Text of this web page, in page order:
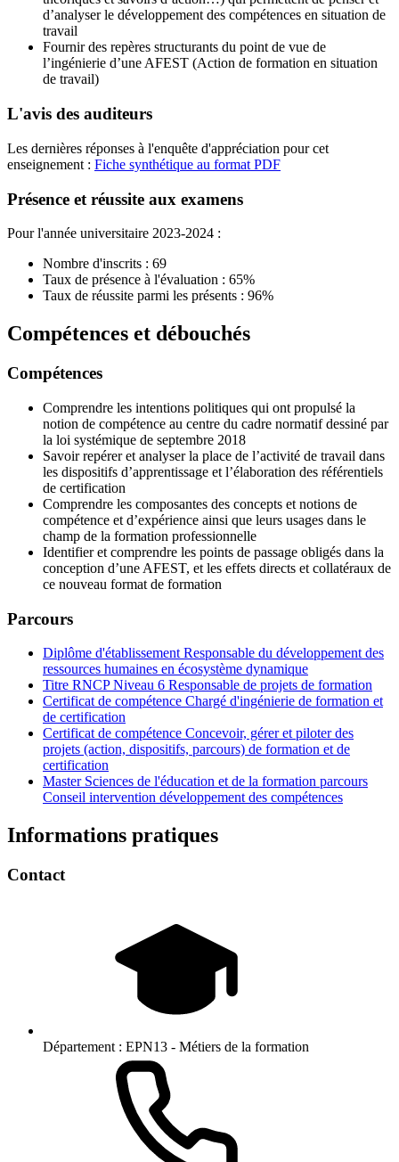
d’analyser le développement des compétences en situation de
travail
Fournir des repères structurants du point de vue de
l’ingénierie d’une AFEST (Action de formation en situation
de travail)
L'avis des auditeurs
Les dernières réponses à l'enquête d'appréciation pour cet
enseignement : Fiche synthétique au format PDF
Présence et réussite aux examens
Pour l'année universitaire 2023-2024 :
Nombre d'inscrits : 69
Taux de présence à l'évaluation : 65%
Taux de réussite parmi les présents : 96%
Compétences et débouchés
Compétences
Comprendre les intentions politiques qui ont propulsé la
notion de compétence au centre du cadre normatif dessiné par
la loi systémique de septembre 2018
Savoir repérer et analyser la place de l’activité de travail dans
les dispositifs d’apprentissage et l’élaboration des référentiels
de certification
Comprendre les composantes des concepts et notions de
compétence et d’expérience ainsi que leurs usages dans le
champ de la formation professionnelle
Identifier et comprendre les points de passage obligés dans la
conception d’une AFEST, et les effets directs et collatéraux de
ce nouveau format de formation
Parcours
Diplôme d'établissement Responsable du développement des
ressources humaines en écosystème dynamique
Titre RNCP Niveau 6 Responsable de projets de formation
Certificat de compétence Chargé d'ingénierie de formation et
de certification
Certificat de compétence Concevoir, gérer et piloter des
projets (action, dispositifs, parcours) de formation et de
certification
Master Sciences de l'éducation et de la formation parcours
Conseil intervention développement des compétences
Informations pratiques
Contact
Département : EPN13 - Métiers de la formation